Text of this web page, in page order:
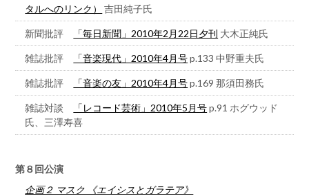
タルへのリンク） 吉田純子氏
新聞批評 「毎日新聞」2010年2月22日夕刊 大木正純氏
雑誌批評 「音楽現代」2010年4月号p.133 中野重夫氏
雑誌批評 「音楽の友」2010年4月号p.169 那須田務氏
雑誌対談 「レコード芸術」2010年5月号p.91 ホグウッド
氏、三澤寿喜
第８回公演
企画２ マスク 《エイシスとガラテア》